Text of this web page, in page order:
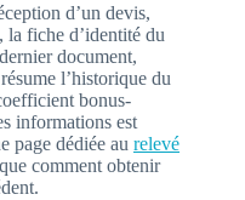
d’un devis,
la fiche d’identité du
document,
l’historique du
bonus-
informations est
page dédiée au relevé
comment obtenir